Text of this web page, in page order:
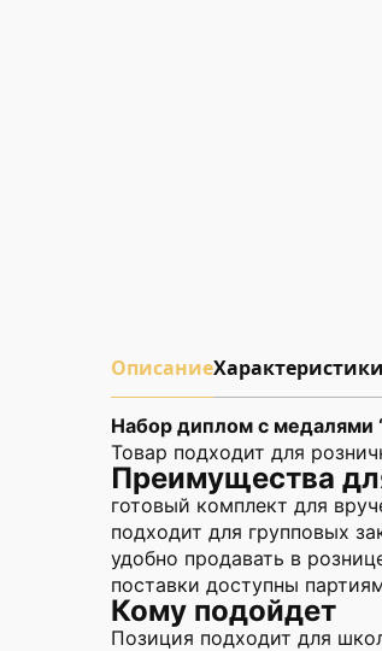
ОписаниеХарактеристики
Набор диплом с медалями
Товар подходит для
Преимущества
готовый комплект для
подходит для групповых
удобно продавать в
поставки доступны
Кому подойдет
Позиция подходит для